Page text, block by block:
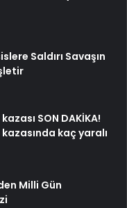
Saldırı Savaşın
SON DAKİKA!
kaç yaralı
Milli Gün